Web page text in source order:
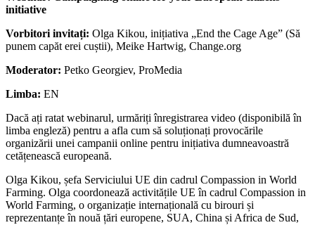
initiative
Vorbitori invitați: Olga Kikou, inițiativa „End the Cage Age” (Să
punem capăt erei cuștii), Meike Hartwig, Change.org
Moderator: Petko Georgiev, ProMedia
Limba: EN
Dacă ați ratat webinarul, urmăriți înregistrarea video (disponibilă în
limba engleză) pentru a afla cum să soluționați provocările
organizării unei campanii online pentru inițiativa dumneavoastră
cetățenească europeană.
Olga Kikou, șefa Serviciului UE din cadrul Compassion in World
Farming. Olga coordonează activitățile UE în cadrul Compassion in
World Farming, o organizație internațională cu birouri și
reprezentanțe în nouă țări europene, SUA, China și Africa de Sud,